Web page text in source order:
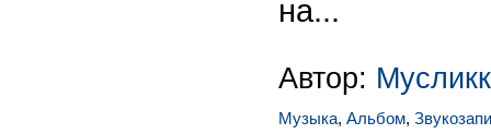
на...
Автор:
Музыка, Альбом,